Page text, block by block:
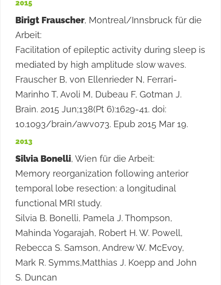
2015
Birigt Frauscher, Montreal/Innsbruck für die
Arbeit:
Facilitation of epileptic activity during sleep is
mediated by high amplitude slow waves.
Frauscher B, von Ellenrieder N, Ferrari-
Marinho T, Avoli M, Dubeau F, Gotman J.
Brain. 2015 Jun;138(Pt 6):1629-41. doi:
10.1093/brain/awv073. Epub 2015 Mar 19.
2013
Silvia Bonelli, Wien für die Arbeit:
Memory reorganization following anterior
temporal lobe resection: a longitudinal
functional MRI study.
Silvia B. Bonelli, Pamela J. Thompson,
Mahinda Yogarajah, Robert H. W. Powell,
Rebecca S. Samson, Andrew W. McEvoy,
Mark R. Symms,Matthias J. Koepp and John
S. Duncan